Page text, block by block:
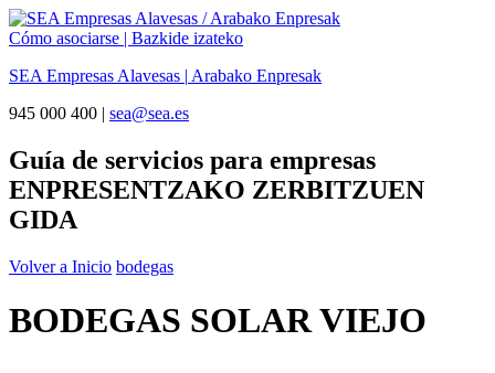
Cómo asociarse | Bazkide izateko
SEA Empresas Alavesas | Arabako Enpresak
945 000 400 | sea@sea.es
Guía de servicios para empresas
ENPRESENTZAKO ZERBITZUEN
GIDA
Volver a Inicio bodegas
BODEGAS SOLAR VIEJO